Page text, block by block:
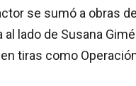
se sumó a obras
al lado de Susana
tiras como